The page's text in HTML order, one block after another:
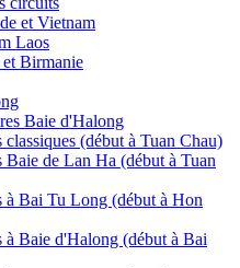
et Vietnam
Laos
Birmanie
Baie d'Halong
classiques (début à Tuan Chau)
Baie de Lan Ha (début à Tuan
à Bai Tu Long (début à Hon
à Baie d'Halong (début à Bai